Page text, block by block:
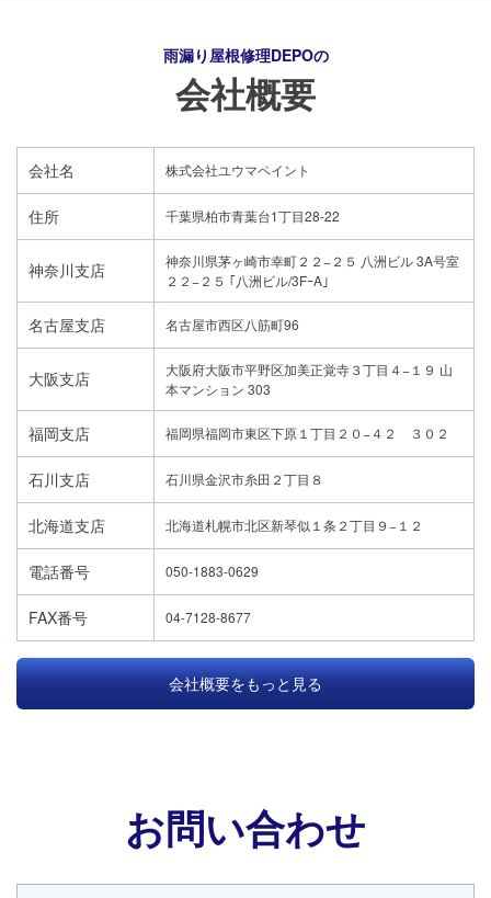
24時間365日対応
雨漏り屋根修理DEPOの
会社概要
会社名 株式会社ユウマペイント
住所 千葉県柏市青葉台1丁目28-22
神奈川支店
神奈川県茅ヶ崎市幸町２２−２５ 八洲ビル 3A号室
２２−２５ ｢八洲ビル/3FｰA｣
名古屋支店 名古屋市西区八筋町96
大阪支店
大阪府大阪市平野区加美正覚寺３丁目４−１９ 山
本マンション 303
福岡支店 福岡県福岡市東区下原１丁目２０−４２ ３０２
石川支店 石川県金沢市糸田２丁目８
北海道支店 北海道札幌市北区新琴似１条２丁目９−１２
電話番号 050-1883-0629
FAX番号 04-7128-8677
会社概要をもっと見る
お問い合わせ